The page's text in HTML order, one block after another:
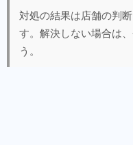
対処の結果は店舗の判
す。解決しない場合は
う。